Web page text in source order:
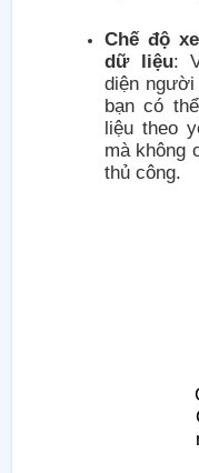
Chế độ
dữ liệu:
diện người
bạn có
liệu theo
mà không
thủ công.